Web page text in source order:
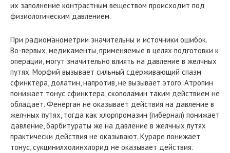
их заполнение контрастным веществом происходит под
физиологическим давлением.
При радиоманометрии значительны и источники ошибок.
Во-первых, медикаменты, применяемые в целях подготовки к
операции, могут значительно влиять на давление в желчных
путях. Морфий вызывает сильный сдерживающий спазм
сфинктера, долатин, напротив, не вызывает этого. Атропин
понижает тонус сфинктера, скополамин таким действием не
обладает. Фенерган не оказывает действия на давление в
желчных путях, тогда как хлорпромазин (гибернал) понижает
давление, барбитураты же на давление в желчных путях
практически действия не оказывают. Кураре понижает
тонус, сукцинилхолинхлорид не оказывает действия.